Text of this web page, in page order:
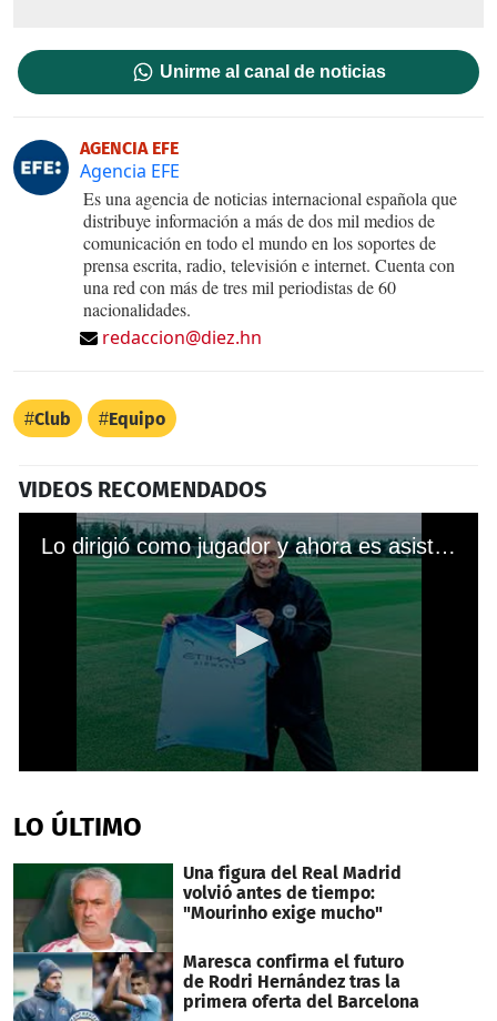
Unirme al canal de noticias
AGENCIA EFE
Agencia EFE
Es una agencia de noticias internacional española que
distribuye información a más de dos mil medios de
comunicación en todo el mundo en los soportes de
prensa escrita, radio, televisión e internet. Cuenta con
una red con más de tres mil periodistas de 60
nacionalidades.
redaccion@diez.hn
Club Equipo
VIDEOS RECOMENDADOS
Lo dirigió como jugador y ahora es asistente técnico de Pep Guardiola en el Manchester City
of
1
9
seconds
LO ÚLTIMO
Una figura del Real Madrid
volvió antes de tiempo:
"Mourinho exige mucho"
Maresca confirma el futuro
de Rodri Hernández tras la
primera oferta del Barcelona